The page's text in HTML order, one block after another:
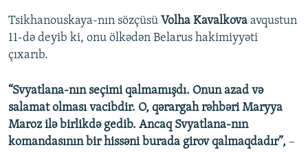
Tsikhanouskaya-nın sözçüsü Volha Kavalkova avqustun
11-də deyib ki, onu ölkədən Belarus hakimiyyəti
çıxarıb.
“Svyatlana-nın seçimi qalmamışdı. Onun azad və
salamat olması vacibdir. O, qərargah rəhbəri Maryya
Maroz ilə birlikdə gedib. Ancaq Svyatlana-nın
komandasının bir hissəni burada girov qalmaqdadır”, –